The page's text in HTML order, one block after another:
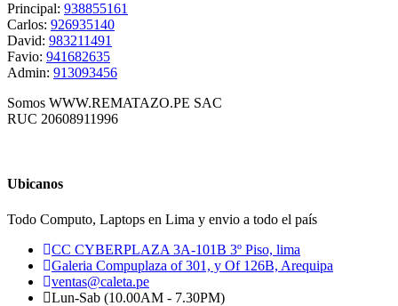
Principal: 938855161
Carlos: 926935140
David: 983211491
Favio: 941682635
Admin: 913093456
Somos WWW.REMATAZO.PE SAC
RUC 20608911996
Ubicanos
Todo Computo, Laptops en Lima y envio a todo el país
CC CYBERPLAZA 3A-101B 3º Piso, lima
Galeria Compuplaza of 301, y Of 126B, Arequipa
ventas@caleta.pe
Lun-Sab (10.00AM - 7.30PM)